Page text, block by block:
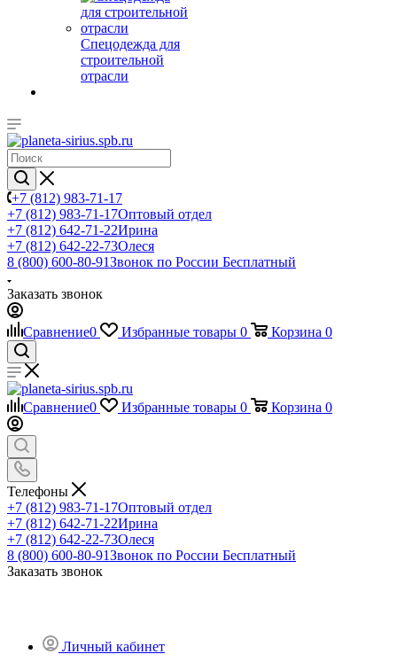
Спецодежда для
строительной
отрасли
+7 (812) 983-71-17
+7 (812) 983-71-17Оптовый отдел
+7 (812) 642-71-22Ирина
+7 (812) 642-22-73Олеся
8 (800) 600-80-91Звонок по России Бесплатный
Заказать звонок
Сравнение0 Избранные товары 0 Корзина 0
Сравнение0 Избранные товары 0 Корзина 0
Телефоны
+7 (812) 983-71-17Оптовый отдел
+7 (812) 642-71-22Ирина
+7 (812) 642-22-73Олеся
8 (800) 600-80-91Звонок по России Бесплатный
Заказать звонок
Личный кабинет